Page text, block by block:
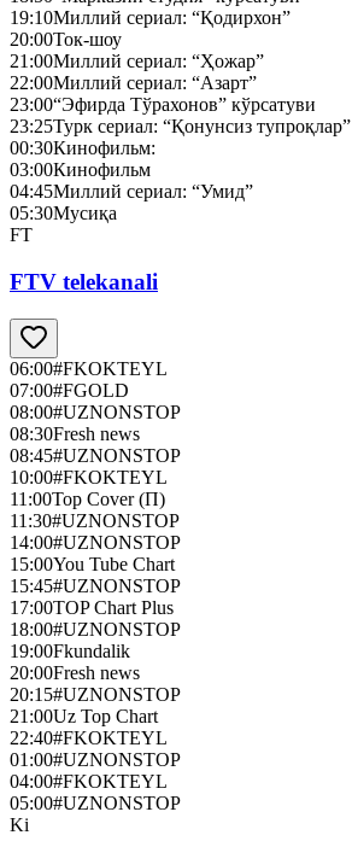
19:10Миллий сериал: “Қодирхон”
20:00Ток-шоу
21:00Миллий сериал: “Ҳожар”
22:00Миллий сериал: “Азарт”
23:00“Эфирда Тўрахонов” кўрсатуви
23:25Турк сериал: “Қонунсиз тупроқлар”
00:30Кинофильм:
03:00Кинофильм
04:45Миллий сериал: “Умид”
05:30Мусиқа
FT
FTV telekanali
06:00#FKOKTEYL
07:00#FGOLD
08:00#UZNONSTOP
08:30Fresh news
08:45#UZNONSTOP
10:00#FKOKTEYL
11:00Top Cover (П)
11:30#UZNONSTOP
14:00#UZNONSTOP
15:00You Tube Chart
15:45#UZNONSTOP
17:00TOP Chart Plus
18:00#UZNONSTOP
19:00Fkundalik
20:00Fresh news
20:15#UZNONSTOP
21:00Uz Top Chart
22:40#FKOKTEYL
01:00#UZNONSTOP
04:00#FKOKTEYL
05:00#UZNONSTOP
Ki